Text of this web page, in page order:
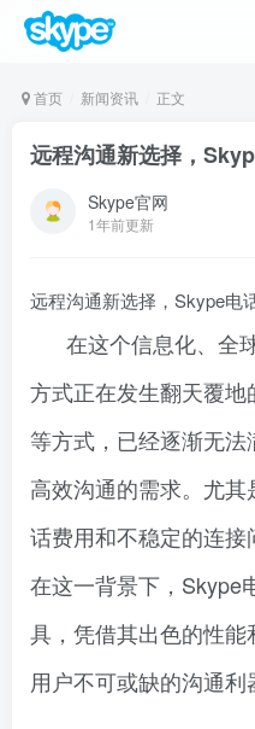
首页 新闻资讯 正文
远程沟通新选择，
Skype官网
1年前更新
远程沟通新选择，Skype电
在这个信息化、全
方式正在发生翻天覆
等方式，已经逐渐无法
高效沟通的需求。尤
话费用和不稳定的连
在这一背景下，Skype
具，凭借其出色的性
用户不可或缺的沟通利